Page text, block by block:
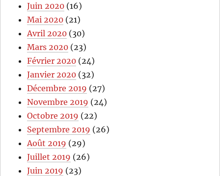
Juin 2020 (16)
Mai 2020 (21)
Avril 2020 (30)
Mars 2020 (23)
Février 2020 (24)
Janvier 2020 (32)
Décembre 2019 (27)
Novembre 2019 (24)
Octobre 2019 (22)
Septembre 2019 (26)
Août 2019 (29)
Juillet 2019 (26)
Juin 2019 (23)